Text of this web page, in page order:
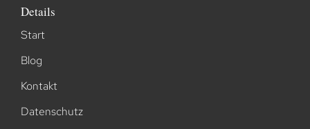
Details
Start
Blog
Kontakt
Datenschutz